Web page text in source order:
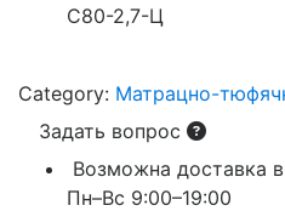
С80-2,7-Ц
Category: Матрацно-
Задать вопрос
Возможна доставка в
Пн–Вс 9:00–19:00